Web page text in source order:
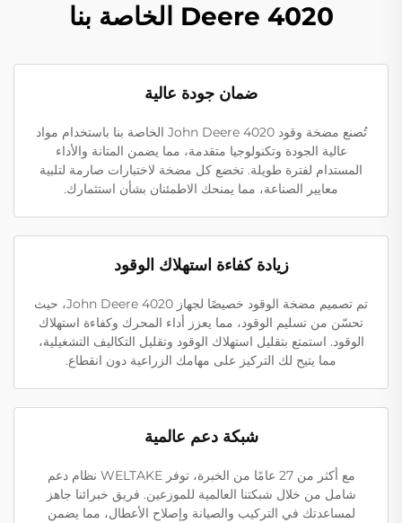
Deere 4020 الخاصة بنا
ضمان جودة عالية
تُصنع مضخة وقود John Deere 4020 الخاصة بنا باستخدام مواد
عالية الجودة وتكنولوجيا متقدمة، مما يضمن المتانة والأداء
المستدام لفترة طويلة. تخضع كل مضخة لاختبارات صارمة لتلبية
معايير الصناعة، مما يمنحك الاطمئنان بشأن استثمارك.
زيادة كفاءة استهلاك الوقود
تم تصميم مضخة الوقود خصيصًا لجهاز John Deere 4020، حيث
تحسّن من تسليم الوقود، مما يعزز أداء المحرك وكفاءة استهلاك
الوقود. استمتع بتقليل استهلاك الوقود وتقليل التكاليف التشغيلية،
مما يتيح لك التركيز على مهامك الزراعية دون انقطاع.
شبكة دعم عالمية
مع أكثر من 27 عامًا من الخبرة، توفر WELTAKE نظام دعم
شامل من خلال شبكتنا العالمية للموزعين. فريق خبرائنا جاهز
لمساعدتك في التركيب والصيانة وإصلاح الأعطال، مما يضمن